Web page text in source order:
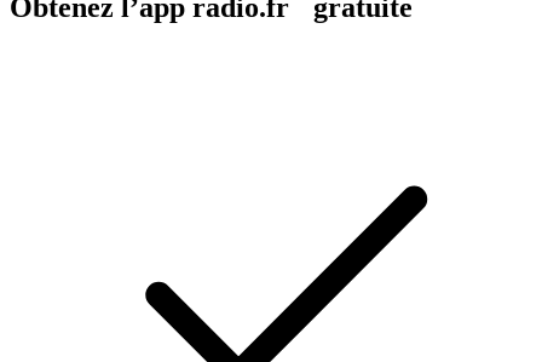
Obtenez l’app radio.fr gratuite